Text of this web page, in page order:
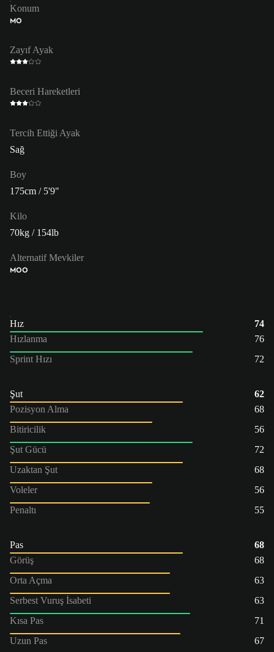
Konum
MO
Zayıf Ayak
Beceri Hareketleri
Tercih Ettiği Ayak
Sağ
Boy
175cm / 5'9"
Kilo
70kg / 154lb
Alternatif Mevkiler
MOO
Hız
74
Hızlanma
76
Sprint Hızı
72
Şut
62
Pozisyon Alma
68
Bitiricilik
56
Şut Gücü
72
Uzaktan Şut
68
Voleler
56
Penaltı
55
Pas
68
Görüş
68
Orta Açma
63
Serbest Vuruş İsabeti
63
Kısa Pas
71
Uzun Pas
67